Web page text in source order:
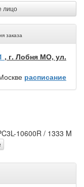
лицо
заказа
, г. Лобня МО, ул.
расписание
10600R / 1333 M